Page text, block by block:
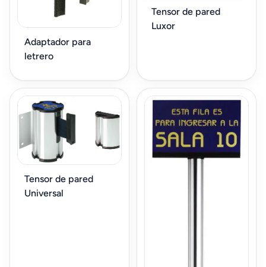
Adaptador para
letrero
Tensor de pared
Luxor
Tensor de pared
Universal